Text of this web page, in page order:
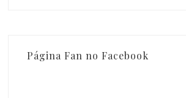
Página Fan no Facebook